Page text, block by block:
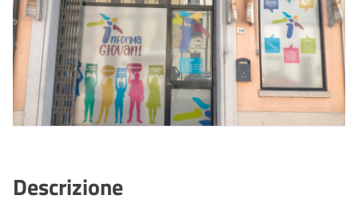
Descrizione